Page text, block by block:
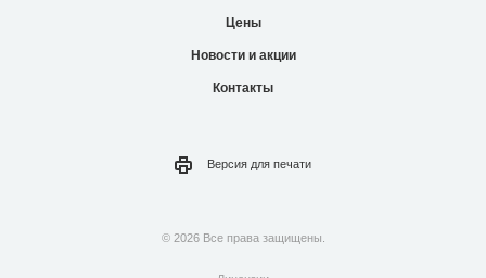
Цены
Новости и акции
Контакты
Версия для печати
© 2026 Все права защищены.